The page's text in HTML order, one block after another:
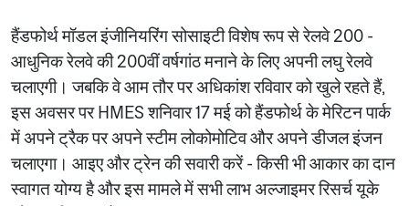
हैंडफोर्थ मॉडल इंजीनियरिंग सोसाइटी विशेष रूप से रेलवे 200 -
आधुनिक रेलवे की 200वीं वर्षगांठ मनाने के लिए अपनी लघु रेलवे
चलाएगी। जबकि वे आम तौर पर अधिकांश रविवार को खुले रहते हैं,
इस अवसर पर HMES शनिवार 17 मई को हैंडफोर्थ के मेरिटन पार्क
में अपने ट्रैक पर अपने स्टीम लोकोमोटिव और अपने डीजल इंजन
चलाएगा। आइए और ट्रेन की सवारी करें - किसी भी आकार का दान
स्वागत योग्य है और इस मामले में सभी लाभ अल्जाइमर रिसर्च यूके